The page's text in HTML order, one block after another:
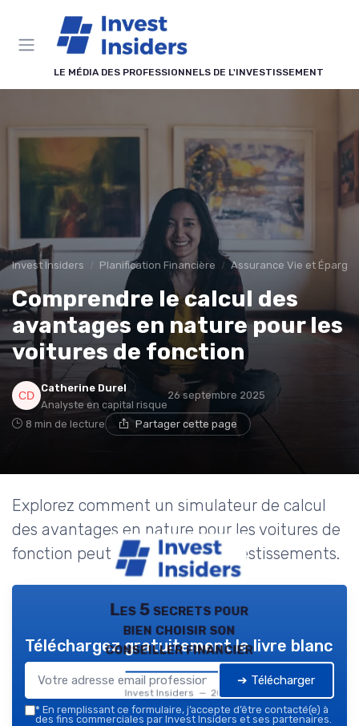
LE MÉDIA DES PROFESSIONNELS DE L'INVESTISSEMENT
Invest Insiders Planification Financière Assurance Vie et
Comprendre le calcul des
avantages en nature pour les
voitures de fonction
Catherine Durel
Analyste en capital risque
26 septembre 2025
8 min de lecture Partager cette page
Explorez comment un simulateur de calcul
des avantages en nature pour les voitures de
fonction peut optimiser vos investissements.
Les 5 secrets pour
bien choisir son
conseiller financier
Invest Insiders — 2026
Téléchargez gratuitement le livre blanc
➔ Télécharger
* En remplissant ce formulaire, j’accepte d’être contacté(e) à
des fins commerciales par Invest Insiders et ses partenaires.